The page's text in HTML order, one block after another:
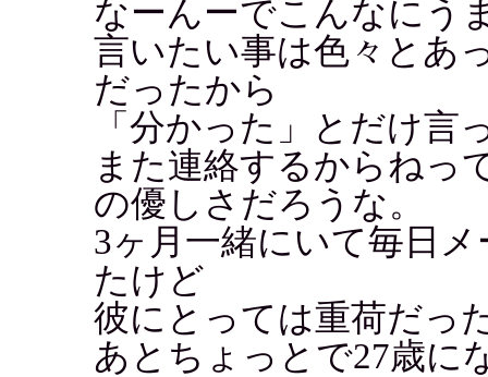
なーんーでこんなにう
言いたい事は色々とあ
だったから
「分かった」とだけ言
また連絡するからねっ
の優しさだろうな。
3ヶ月一緒にいて毎日
たけど
彼にとっては重荷だっ
あとちょっとで27歳に